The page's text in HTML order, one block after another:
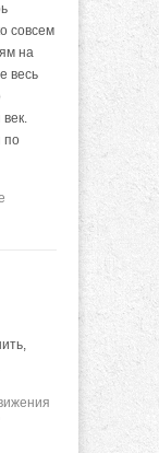
совсем
на
весь
по